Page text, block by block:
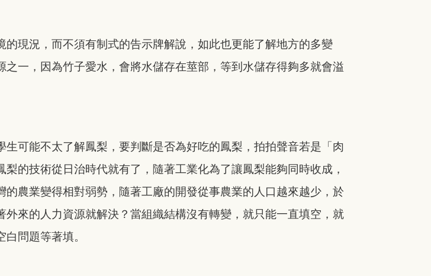
現況，而不須有制式的告示牌解說，如此也更能了解地方的多變
一，因為竹子愛水，會將水儲存在莖部，等到水儲存得夠多就會溢
可能不太了解鳳梨，要判斷是否為好吃的鳳梨，拍拍聲音若是「肉
的技術從日治時代就有了，隨著工業化為了讓鳳梨能夠同時收成，
農業變得相對弱勢，隨著工廠的開發從事農業的人口越來越少，於
來的人力資源就解決？當組織結構沒有轉變，就只能一直填空，就
問題等著填。